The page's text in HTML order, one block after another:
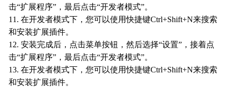
击“扩展程序”，最后点击“开发者模式”。
11. 在开发者模式下，您可以使用快捷键Ctrl+Shift+N来搜索
和安装扩展插件。
12. 安装完成后，点击菜单按钮，然后选择“设置”，接着点
击“扩展程序”，最后点击“开发者模式”。
13. 在开发者模式下，您可以使用快捷键Ctrl+Shift+N来搜索
和安装扩展插件。